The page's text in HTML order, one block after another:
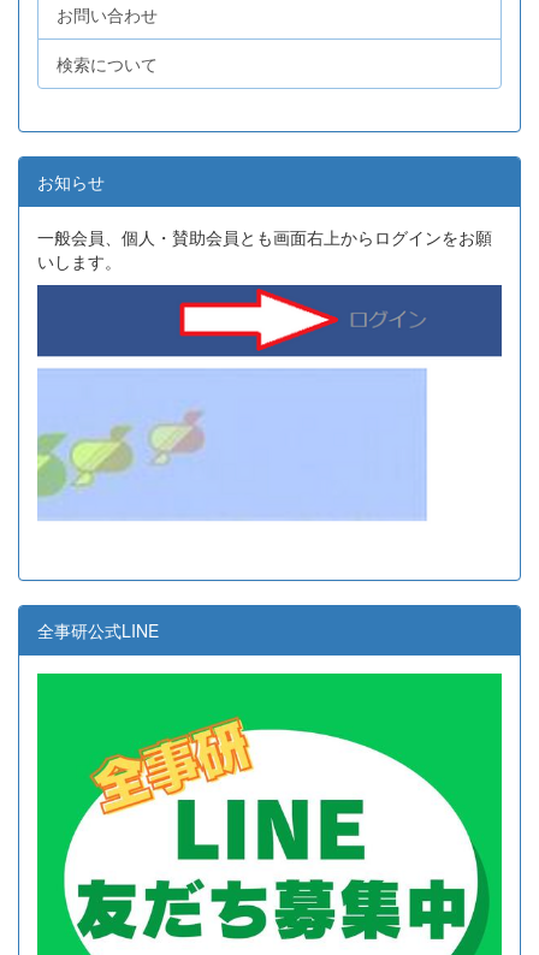
お問い合わせ
検索について
お知らせ
一般会員、個人・賛助会員とも画面右上からログインをお願
いします。
全事研公式LINE